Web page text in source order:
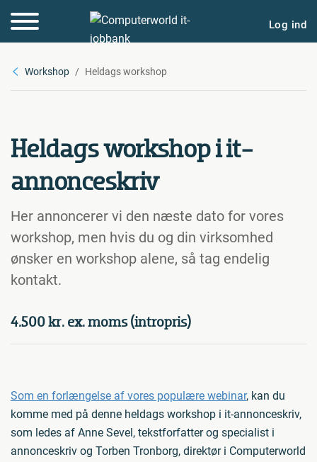
Log ind
Workshop Heldags workshop
Heldags workshop i it-
annonceskriv
Her annoncerer vi den næste dato for vores
workshop, men hvis du og din virksomhed
ønsker en workshop alene, så tag endelig
kontakt.
4.500 kr. ex. moms (intropris)
Som en forlængelse af vores populære webinar, kan du
komme med på denne heldags workshop i it-annonceskriv,
som ledes af Anne Sevel, tekstforfatter og specialist i
annonceskriv og Torben Tronborg, direktør i Computerworld